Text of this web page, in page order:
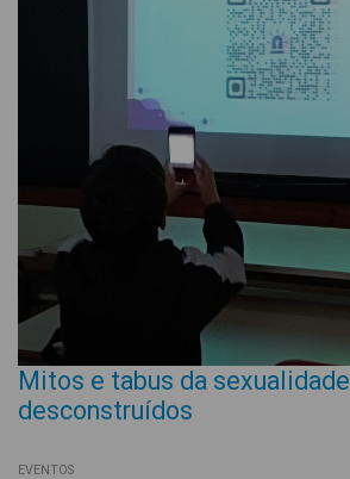
Mitos e tabus da sexualidade
desconstruídos
EVENTOS